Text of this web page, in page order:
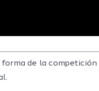
de la